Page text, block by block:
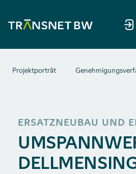
Projektporträt
ERSATZNEUBAU UND